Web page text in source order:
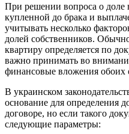
При решении вопроса о доле
купленной до брака и
учитывать несколько
долей собственников.
квартиру определяется по
важно принимать во
финансовые вложения обоих
В украинском
основание для определения
договоре, но если такого
следующие параметры: